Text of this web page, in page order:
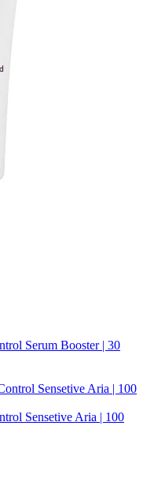
Serum Booster | 30
Sensetive Aria | 100